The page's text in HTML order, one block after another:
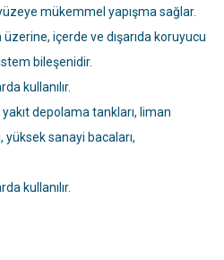
mükemmel yapışma sağlar.
içerde ve dışarıda koruyucu
bileşenidir.
kullanılır.
depolama tankları, liman
sanayi bacaları,
kullanılır.